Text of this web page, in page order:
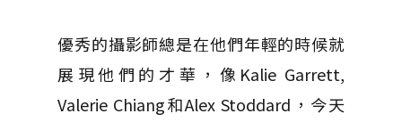
優秀的攝影師總是在他們年輕的時候就
展現他們的才華，像Kalie Garrett,
Valerie Chiang和Alex Stoddard，今天